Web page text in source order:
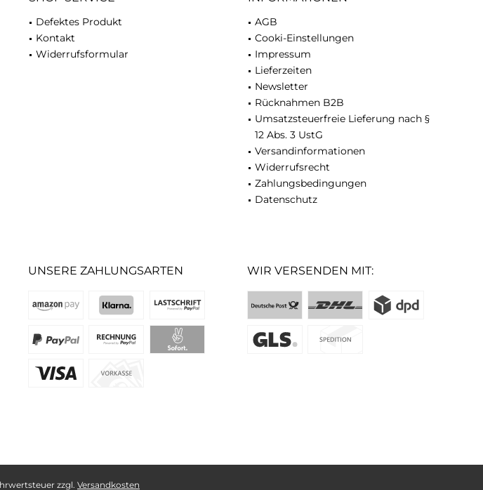
Defektes Produkt
Kontakt
Widerrufsformular
AGB
Cooki-Einstellungen
Impressum
Lieferzeiten
Newsletter
Rücknahmen B2B
Umsatzsteuerfreie Lieferung nach §
12 Abs. 3 UstG
Versandinformationen
Widerrufsrecht
Zahlungsbedingungen
Datenschutz
UNSERE ZAHLUNGSARTEN WIR VERSENDEN MIT:
zzgl. Versandkosten